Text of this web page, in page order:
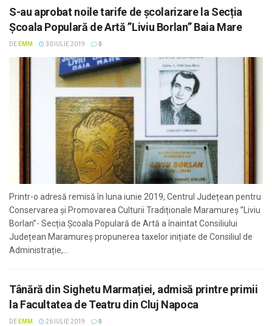
S-au aprobat noile tarife de școlarizare la Secția
Școala Populară de Artă ”Liviu Borlan” Baia Mare
DE EMM 30 IULIE 2019 0
Printr-o adresă remisă în luna iunie 2019, Centrul Județean pentru
Conservarea și Promovarea Culturii Tradiționale Maramureș ”Liviu
Borlan”- Secția Școala Populară de Artă a înaintat Consiliului
Județean Maramureș propunerea taxelor inițiate de Consiliul de
Administrație,...
Tânără din Sighetu Marmației, admisă printre primii
la Facultatea de Teatru din Cluj Napoca
DE EMM 26 IULIE 2019 0